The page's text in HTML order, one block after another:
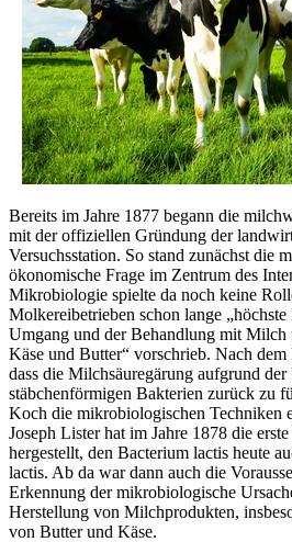
Bereits im Jahre 1877 begann die
mit der offiziellen Gründung der
Versuchsstation. So stand zunächst die
ökonomische Frage im Zentrum des
Mikrobiologie spielte da noch keine
Molkereibetrieben schon lange
Umgang und der Behandlung mit Milch
Käse und Butter“ vorschrieb. Nach dem
dass die Milchsäuregärung aufgrund
stäbchenförmigen Bakterien zurück zu
Koch die mikrobiologischen Techniken
Joseph Lister hat im Jahre 1878 die
hergestellt, den Bacterium lactis heute
lactis. Ab da war dann auch die
Erkennung der mikrobiologische
Herstellung von Milchprodukten,
von Butter und Käse.